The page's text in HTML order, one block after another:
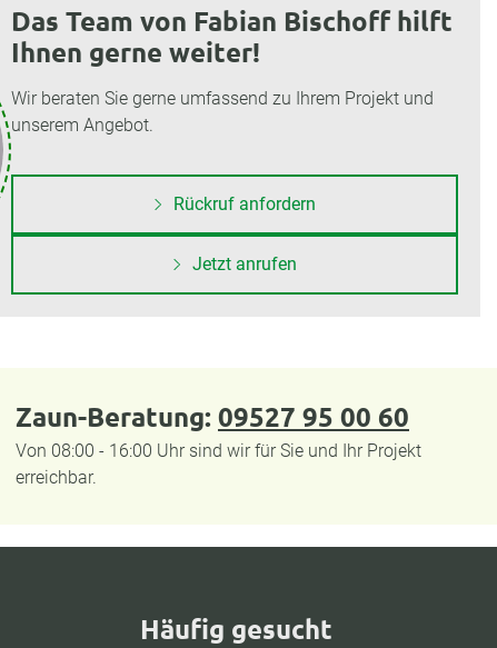
Das Team von Fabian Bischoff hilft
Ihnen gerne weiter!
Wir beraten Sie gerne umfassend zu Ihrem Projekt und
unserem Angebot.
Rückruf anfordern
Jetzt anrufen
Zaun-Beratung: 09527 95 00 60
Von 08:00 - 16:00 Uhr sind wir für Sie und Ihr Projekt
erreichbar.
Häufig gesucht